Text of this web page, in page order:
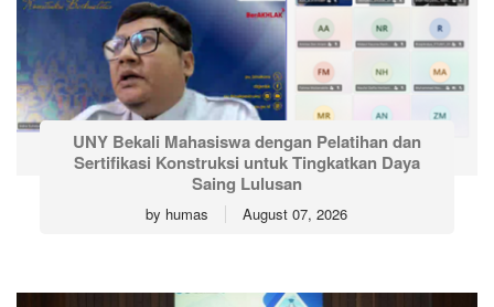
UNY Bekali Mahasiswa dengan Pelatihan dan
Sertifikasi Konstruksi untuk Tingkatkan Daya
Saing Lulusan
by humas August 07, 2026